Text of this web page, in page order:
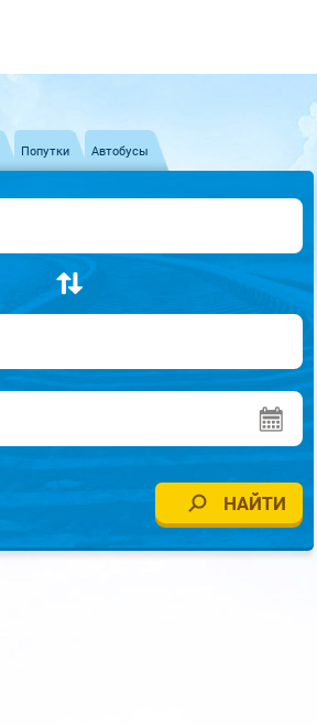
Попутки Автобусы